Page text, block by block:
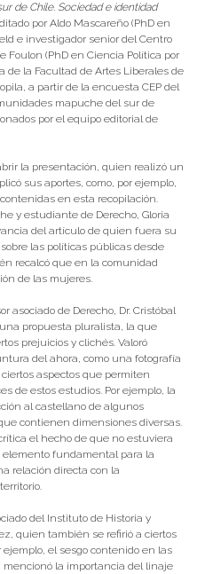
de Chile. Sociedad e identidad
por Aldo Mascareño (PhD en
e investigador senior del Centro
Foulon (PhD en Ciencia Política por
de la Facultad de Artes Liberales de
a partir de la encuesta CEP del
mapuche del sur de
por el equipo editorial de
la presentación, quien realizó un
sus aportes, como, por ejemplo,
en esta recopilación.
y estudiante de Derecho, Gloria
del artículo de quien fuera su
las políticas públicas desde
recalcó que en la comunidad
de las mujeres.
asociado de Derecho, Dr. Cristóbal
propuesta pluralista, la que
prejuicios y clichés. Valoró
del ahora, como una fotografía
aspectos que permiten
de estos estudios. Por ejemplo, la
al castellano de algunos
contienen dimensiones diversas.
el hecho de que no estuviera
fundamental para la
relación directa con la
del Instituto de Historia y
quien también se refirió a ciertos
el sesgo contenido en las
la importancia del linaje